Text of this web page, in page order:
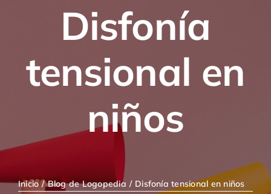
Disfonía
tensional en
niños
Inicio Blog de Logopedia Disfonía tensional en niños